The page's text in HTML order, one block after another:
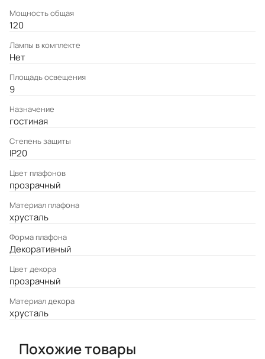
Мощность общая
120
Лампы в комплекте
Нет
Площадь освещения
9
Назначение
гостиная
Степень защиты
IP20
Цвет плафонов
прозрачный
Материал плафона
хрусталь
Форма плафона
Декоративный
Цвет декора
прозрачный
Материал декора
хрусталь
Похожие товары